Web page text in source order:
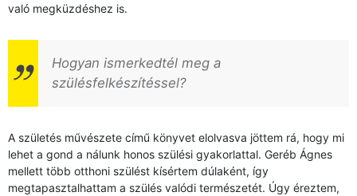
való megküzdéshez is.
Hogyan ismerkedtél meg a
szülésfelkészítéssel?
A születés művészete című könyvet elolvasva jöttem rá, hogy mi
lehet a gond a nálunk honos szülési gyakorlattal. Geréb Ágnes
mellett több otthoni szülést kísértem dúlaként, így
megtapasztalhattam a szülés valódi természetét. Úgy éreztem,